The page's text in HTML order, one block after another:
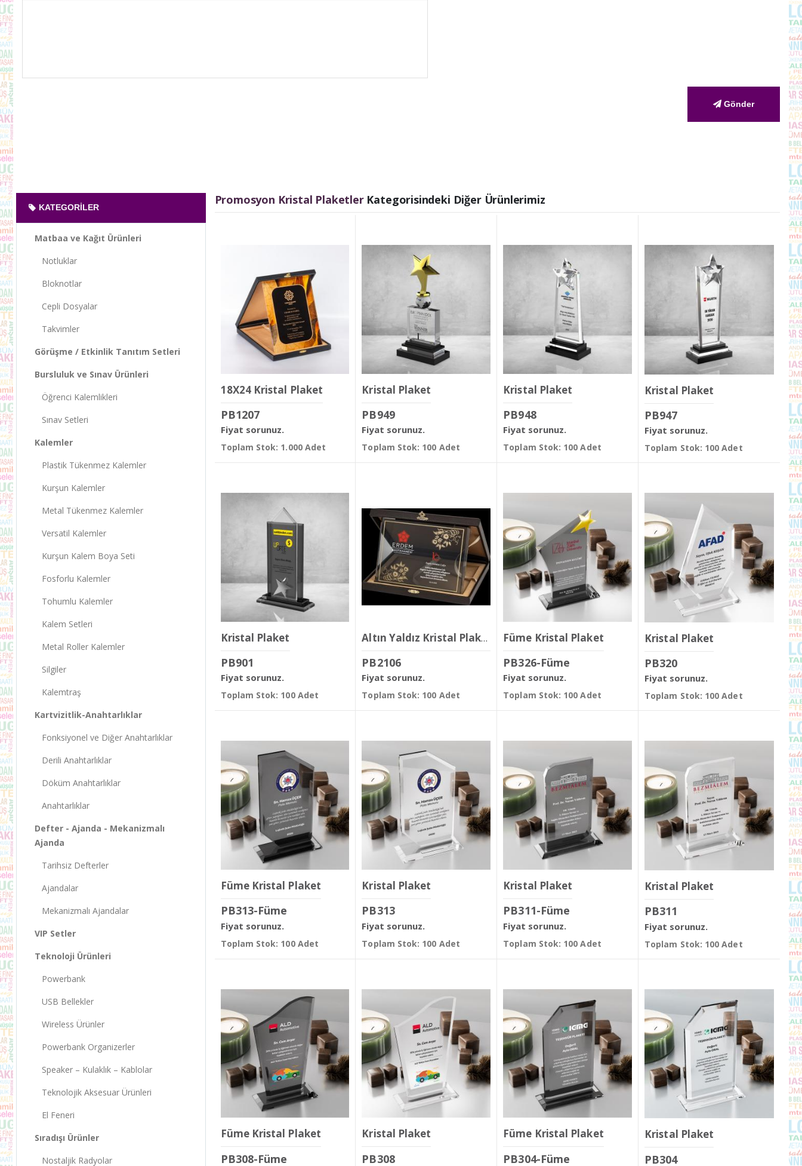
Gönder
KATEGORILER
Matbaa ve Kağıt Ürünleri
Notluklar
Bloknotlar
Cepli Dosyalar
Takvimler
Görüşme / Etkinlik Tanıtım Setleri
Bursluluk ve Sınav Ürünleri
Öğrenci Kalemlikleri
Sınav Setleri
Kalemler
Plastik Tükenmez Kalemler
Kurşun Kalemler
Metal Tükenmez Kalemler
Versatil Kalemler
Kurşun Kalem Boya Seti
Fosforlu Kalemler
Tohumlu Kalemler
Kalem Setleri
Metal Roller Kalemler
Silgiler
Kalemtraş
Kartvizitlik-Anahtarlıklar
Fonksiyonel ve Diğer Anahtarlıklar
Derili Anahtarlıklar
Döküm Anahtarlıklar
Anahtarlıklar
Defter - Ajanda - Mekanizmalı
Ajanda
Tarihsiz Defterler
Ajandalar
Mekanizmalı Ajandalar
VIP Setler
Teknoloji Ürünleri
Powerbank
USB Bellekler
Wireless Ürünler
Powerbank Organizerler
Speaker – Kulaklık – Kablolar
Teknolojik Aksesuar Ürünleri
El Feneri
Sıradışı Ürünler
Nostaljik Radyolar
Promosyon Kristal PlaketlerKategorisindeki Diğer Ürünlerimiz
18X24 Kristal Plaket
PB1207
Fiyat sorunuz.
Toplam Stok: 1.000 Adet
Kristal Plaket
PB949
Fiyat sorunuz.
Toplam Stok: 100 Adet
Kristal Plaket
PB948
Fiyat sorunuz.
Toplam Stok: 100 Adet
Kristal Plaket
PB947
Fiyat sorunuz.
Toplam Stok: 100 Adet
Kristal Plaket
PB901
Fiyat sorunuz.
Toplam Stok: 100 Adet
Altın Yaldız Kristal Plaket
PB2106
Fiyat sorunuz.
Toplam Stok: 100 Adet
Füme Kristal Plaket
PB326-Füme
Fiyat sorunuz.
Toplam Stok: 100 Adet
Kristal Plaket
PB320
Fiyat sorunuz.
Toplam Stok: 100 Adet
Füme Kristal Plaket
PB313-Füme
Fiyat sorunuz.
Toplam Stok: 100 Adet
Kristal Plaket
PB313
Fiyat sorunuz.
Toplam Stok: 100 Adet
Kristal Plaket
PB311-Füme
Fiyat sorunuz.
Toplam Stok: 100 Adet
Kristal Plaket
PB311
Fiyat sorunuz.
Toplam Stok: 100 Adet
Füme Kristal Plaket
PB308-Füme
Kristal Plaket
PB308
Füme Kristal Plaket
PB304-Füme
Kristal Plaket
PB304